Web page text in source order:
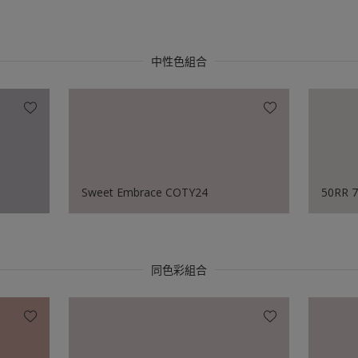
中性色組合
Sweet Embrace COTY24 50RR
同色彩組合